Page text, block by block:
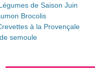
de Saison Juin
Brocolis
à la Provençale
semoule